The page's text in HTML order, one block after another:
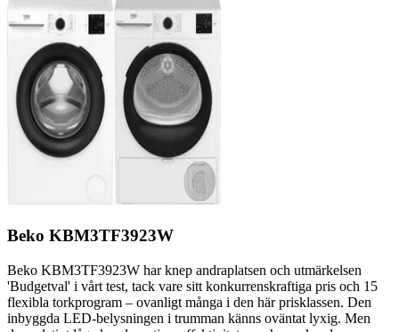
Beko KBM3TF3923W
Beko KBM3TF3923W har knep andraplatsen och utmärkelsen
'Budgetval' i vårt test, tack vare sitt konkurrenskraftiga pris och 15
flexibla torkprogram – ovanligt många i den här prisklassen. Den
inbyggda LED-belysningen i trumman känns oväntat lyxig. Men